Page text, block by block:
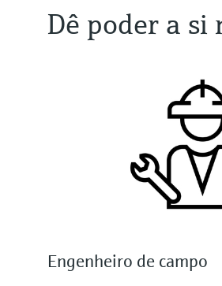
Dê poder a si
Engenheiro de campo